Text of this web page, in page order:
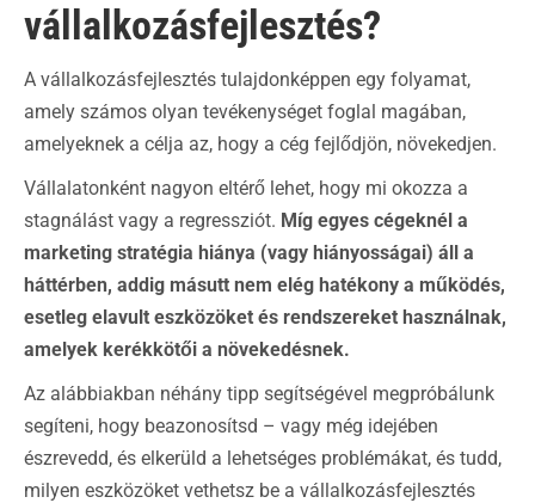
vállalkozásfejlesztés?
A vállalkozásfejlesztés tulajdonképpen egy folyamat,
amely számos olyan tevékenységet foglal magában,
amelyeknek a célja az, hogy a cég fejlődjön, növekedjen.
Vállalatonként nagyon eltérő lehet, hogy mi okozza a
stagnálást vagy a regressziót. Míg egyes cégeknél a
marketing stratégia hiánya (vagy hiányosságai) áll a
háttérben, addig másutt nem elég hatékony a működés,
esetleg elavult eszközöket és rendszereket használnak,
amelyek kerékkötői a növekedésnek.
Az alábbiakban néhány tipp segítségével megpróbálunk
segíteni, hogy beazonosítsd – vagy még idejében
észrevedd, és elkerüld a lehetséges problémákat, és tudd,
milyen eszközöket vethetsz be a vállalkozásfejlesztés